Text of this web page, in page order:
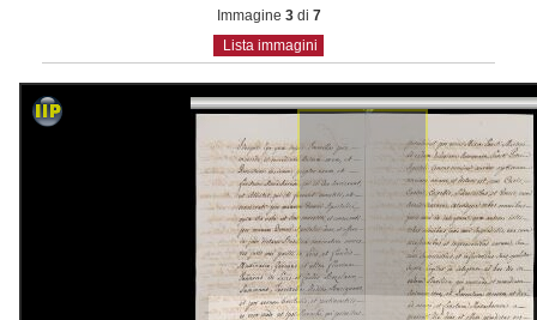
Immagine 3di 7
Lista immagini